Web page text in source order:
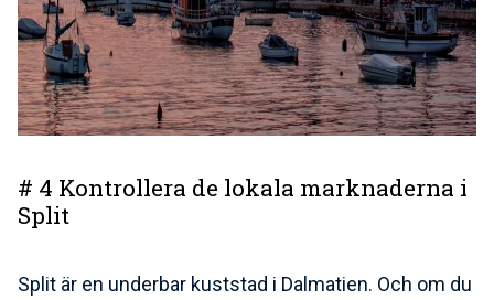
# 4 Kontrollera de lokala marknaderna i
Split
Split är en underbar kuststad i Dalmatien. Och om du